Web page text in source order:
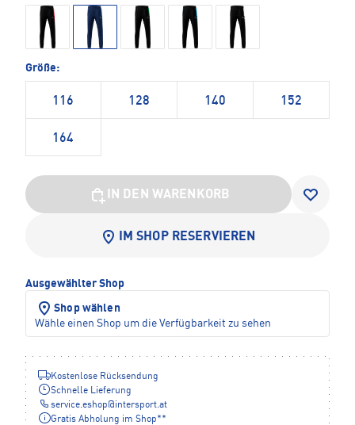
Größe:
116 128 140 152
164
IN DEN WARENKORB
IM SHOP RESERVIEREN
Ausgewählter Shop
Shop wählen
Wähle einen Shop um die Verfügbarkeit zu sehen
Kostenlose Rücksendung
Schnelle Lieferung
service.eshop@intersport.at
Gratis Abholung im Shop**